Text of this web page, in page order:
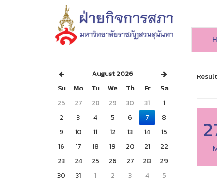
August 2026
Su
Mo Tu We Th Fr
Sa
26
27 28 29 30 31
1
2
3 4 5 6 7
8
9
10 11 12 13 14
15
16
17 18 19 20 21
22
23
24 25 26 27 28
29
30
31 1 2 3 4 5